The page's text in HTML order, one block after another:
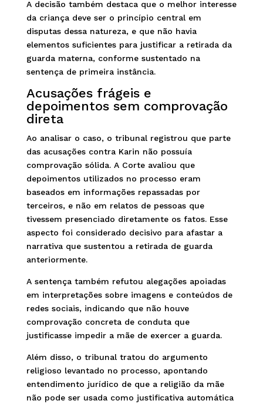
A decisão também destaca que o melhor interesse
da criança deve ser o princípio central em
disputas dessa natureza, e que não havia
elementos suficientes para justificar a retirada da
guarda materna, conforme sustentado na
sentença de primeira instância.
Acusações frágeis e
depoimentos sem comprovação
direta
Ao analisar o caso, o tribunal registrou que parte
das acusações contra Karin não possuía
comprovação sólida. A Corte avaliou que
depoimentos utilizados no processo eram
baseados em informações repassadas por
terceiros, e não em relatos de pessoas que
tivessem presenciado diretamente os fatos. Esse
aspecto foi considerado decisivo para afastar a
narrativa que sustentou a retirada de guarda
anteriormente.
A sentença também refutou alegações apoiadas
em interpretações sobre imagens e conteúdos de
redes sociais, indicando que não houve
comprovação concreta de conduta que
justificasse impedir a mãe de exercer a guarda.
Além disso, o tribunal tratou do argumento
religioso levantado no processo, apontando
entendimento jurídico de que a religião da mãe
não pode ser usada como justificativa automática